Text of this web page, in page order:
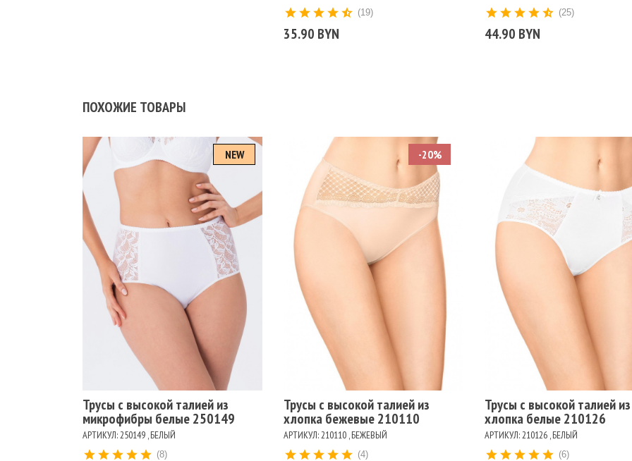
35.90 BYN
(19)
44.90 BYN
(25)
ПОХОЖИЕ ТОВАРЫ
NEW
Размеры
102 106
98
ПИОН
СИНИЙ
Трусы с высокой талией из
микрофибры белые 250149
АРТИКУЛ: 250149 , БЕЛЫЙ
(8)
-20%
Размеры
98
БЕЖЕВЫЙ
Трусы с высокой талией из
хлопка бежевые 210110
АРТИКУЛ: 210110 , БЕЖЕВЫЙ
(4)
Размеры
98
КРАСНЫЙ
Трусы с высокой талией из
хлопка белые 210126
АРТИКУЛ: 210126 , БЕЛЫЙ
(6)